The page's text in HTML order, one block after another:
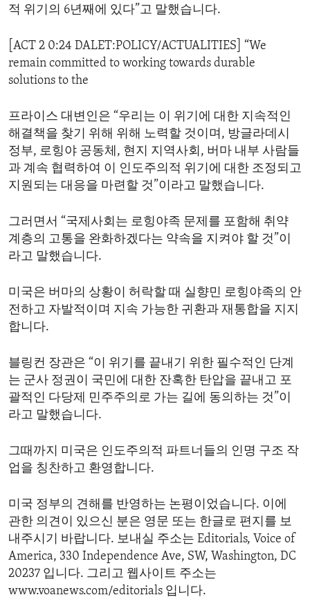
적 위기의 6년째에 있다”고 말했습니다.
[ACT 2 0:24 DALET:POLICY/ACTUALITIES] “We
remain committed to working towards durable
solutions to the
프라이스 대변인은 “우리는 이 위기에 대한 지속적인
해결책을 찾기 위해 위해 노력할 것이며, 방글라데시
정부, 로힝야 공동체, 현지 지역사회, 버마 내부 사람들
과 계속 협력하여 이 인도주의적 위기에 대한 조정되고
지원되는 대응을 마련할 것”이라고 말했습니다.
그러면서 “국제사회는 로힝야족 문제를 포함해 취약
계층의 고통을 완화하겠다는 약속을 지켜야 할 것”이
라고 말했습니다.
미국은 버마의 상황이 허락할 때 실향민 로힝야족의 안
전하고 자발적이며 지속 가능한 귀환과 재통합을 지지
합니다.
블링컨 장관은 “이 위기를 끝내기 위한 필수적인 단계
는 군사 정권이 국민에 대한 잔혹한 탄압을 끝내고 포
괄적인 다당제 민주주의로 가는 길에 동의하는 것”이
라고 말했습니다.
그때까지 미국은 인도주의적 파트너들의 인명 구조 작
업을 칭찬하고 환영합니다.
미국 정부의 견해를 반영하는 논평이었습니다. 이에
관한 의견이 있으신 분은 영문 또는 한글로 편지를 보
내주시기 바랍니다. 보내실 주소는 Editorials, Voice of
America, 330 Independence Ave, SW, Washington, DC
20237 입니다. 그리고 웹사이트 주소는
www.voanews.com/editorials 입니다.